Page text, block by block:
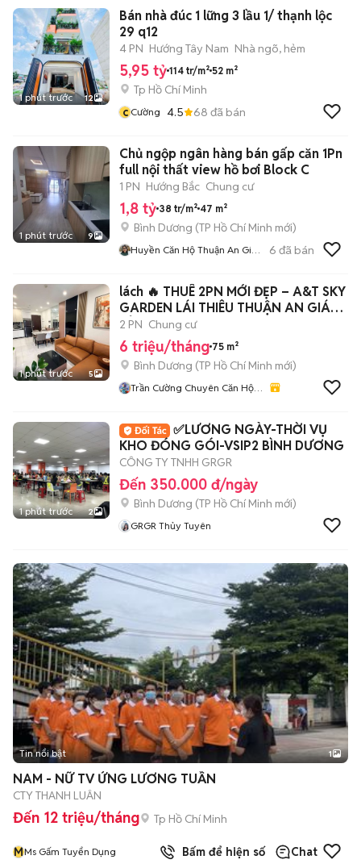
1 phút trước 12
Bán nhà đúc 1 lững 3 lầu 1/ thạnh lộc
29 q12
4 PN Hướng Tây Nam Nhà ngõ, hẻm
5,95 tỷ 114 tr/m² 52 m²
Tp Hồ Chí Minh
c Cường 4.5 68 đã bán
1 phút trước 9
Chủ ngộp ngân hàng bán gấp căn 1Pn
full nội thất view hồ bơi Block C
1 PN Hướng Bắc Chung cư
1,8 tỷ 38 tr/m² 47 m²
Bình Dương (TP Hồ Chí Minh mới)
Huyền Căn Hộ Thuận An Giá
6 đã bán
1 phút trước 5
lách 🔥 THUÊ 2PN MỚI ĐẸP – A&T SKY
GARDEN LÁI THIÊU THUẬN AN GIÁ
RẺ 6TR
2 PN Chung cư
6 triệu/tháng 75 m²
Bình Dương (TP Hồ Chí Minh mới)
Trần Cường Chuyên Căn Hộ
1 phút trước 2
✅LƯƠNG NGÀY-THỜI VỤ
KHO ĐÓNG GÓI-VSIP2 BÌNH DƯƠNG
CÔNG TY TNHH GRGR
Đến 350.000 đ/ngày
Bình Dương (TP Hồ Chí Minh mới)
GRGR Thủy Tuyên
Tin nổi bật 1
NAM - NỮ TV ỨNG LƯƠNG TUẦN
CTY THANH LUÂN
Đến 12 triệu/tháng Tp Hồ Chí Minh
MMs Gấm Tuyển Dụng Bấm để hiện số Chat